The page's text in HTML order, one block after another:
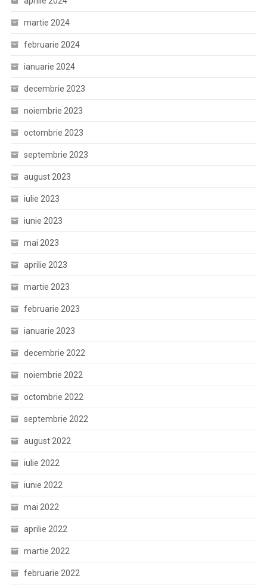
martie 2024
februarie 2024
ianuarie 2024
decembrie 2023
noiembrie 2023
octombrie 2023
septembrie 2023
august 2023
iulie 2023
iunie 2023
mai 2023
aprilie 2023
martie 2023
februarie 2023
ianuarie 2023
decembrie 2022
noiembrie 2022
octombrie 2022
septembrie 2022
august 2022
iulie 2022
iunie 2022
mai 2022
aprilie 2022
martie 2022
februarie 2022